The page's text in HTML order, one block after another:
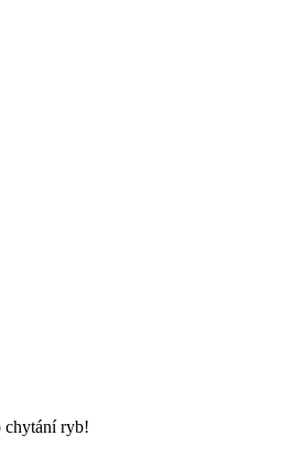
chytání ryb!